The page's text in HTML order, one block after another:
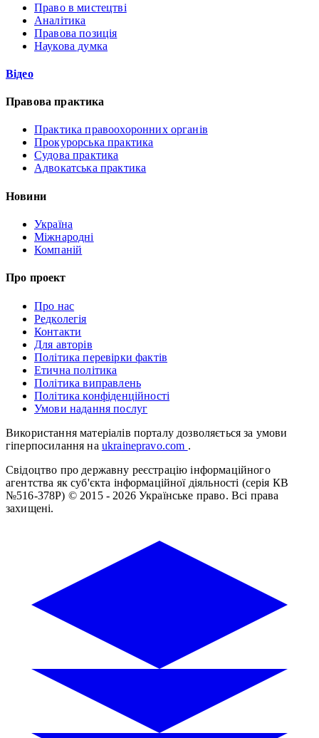
Право в мистецтві
Аналітика
Правова позиція
Наукова думка
Відео
Правова практика
Практика правоохоронних органів
Прокурорська практика
Судова практика
Адвокатська практика
Новини
Україна
Міжнародні
Компаній
Про проект
Про нас
Редколегія
Контакти
Для авторів
Політика перевірки фактів
Етична політика
Політика виправлень
Політика конфіденційності
Умови надання послуг
Використання матеріалів порталу дозволяється за умови
гіперпосилання на ukrainepravo.com .
Свідоцтво про державну реєстрацію інформаційного
агентства як суб'єкта інформаційної діяльності (серія КВ
№516-378Р) © 2015 - 2026 Українське право. Всі права
захищені.